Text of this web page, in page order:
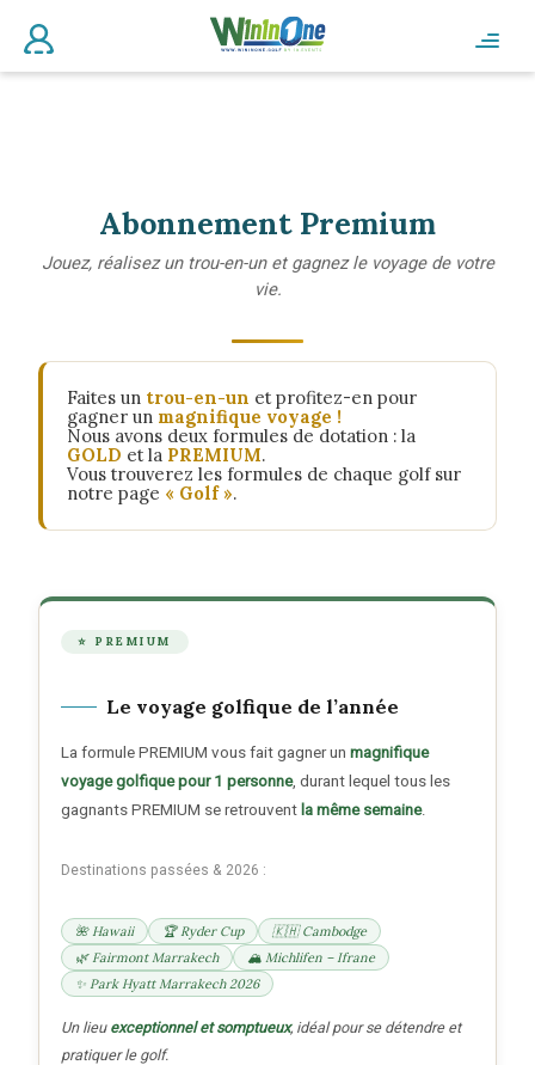
Abonnement Premium
Jouez, réalisez un trou-en-un et gagnez le voyage de votre
vie.
Faites un trou-en-un et profitez-en pour
gagner un magnifique voyage !
Nous avons deux formules de dotation : la
GOLD et la PREMIUM.
Vous trouverez les formules de chaque golf sur
notre page « Golf ».
⭐ PREMIUM
Le voyage golfique de l’année
La formule PREMIUM vous fait gagner un magnifique
voyage golfique pour 1 personne, durant lequel tous les
gagnants PREMIUM se retrouvent la même semaine.
Destinations passées & 2026 :
🌺 Hawaii 🏆 Ryder Cup
🇰🇭 Cambodge
🌿 Fairmont Marrakech
🏔️ Michlifen – Ifrane
✨ Park Hyatt Marrakech 2026
Un lieu exceptionnel et somptueux, idéal pour se détendre et
pratiquer le golf.